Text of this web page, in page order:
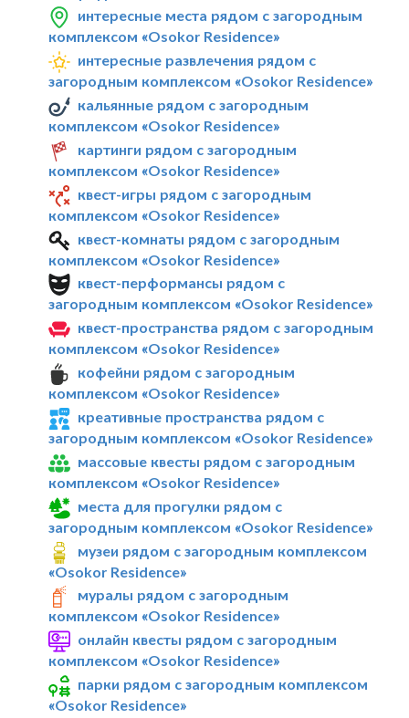
интересные места рядом с загородным
комплексом «Osokor Residence»
интересные развлечения рядом с
загородным комплексом «Osokor Residence»
кальянные рядом с загородным
комплексом «Osokor Residence»
картинги рядом с загородным
комплексом «Osokor Residence»
квест-игры рядом с загородным
комплексом «Osokor Residence»
квест-комнаты рядом с загородным
комплексом «Osokor Residence»
квест-перформансы рядом с
загородным комплексом «Osokor Residence»
квест-пространства рядом с загородным
комплексом «Osokor Residence»
кофейни рядом с загородным
комплексом «Osokor Residence»
креативные пространства рядом с
загородным комплексом «Osokor Residence»
массовые квесты рядом с загородным
комплексом «Osokor Residence»
места для прогулки рядом с
загородным комплексом «Osokor Residence»
музеи рядом с загородным комплексом
«Osokor Residence»
муралы рядом с загородным
комплексом «Osokor Residence»
онлайн квесты рядом с загородным
комплексом «Osokor Residence»
парки рядом с загородным комплексом
«Osokor Residence»